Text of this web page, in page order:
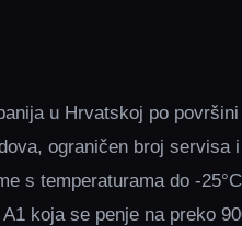
u Hrvatskoj po
ograničen broj servisa
s temperaturama do -
koja se penje na preko